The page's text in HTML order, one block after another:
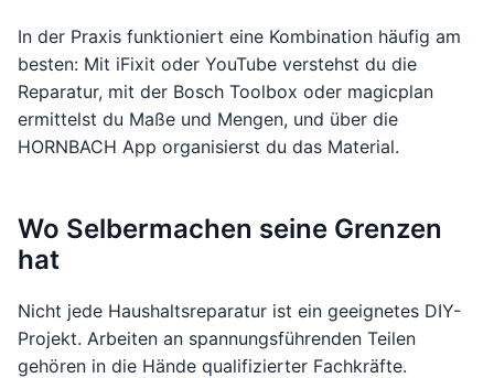
In der Praxis funktioniert eine Kombination häufig am
besten: Mit iFixit oder YouTube verstehst du die
Reparatur, mit der Bosch Toolbox oder magicplan
ermittelst du Maße und Mengen, und über die
HORNBACH App organisierst du das Material.
Wo Selbermachen seine Grenzen
hat
Nicht jede Haushaltsreparatur ist ein geeignetes DIY-
Projekt. Arbeiten an spannungsführenden Teilen
gehören in die Hände qualifizierter Fachkräfte.